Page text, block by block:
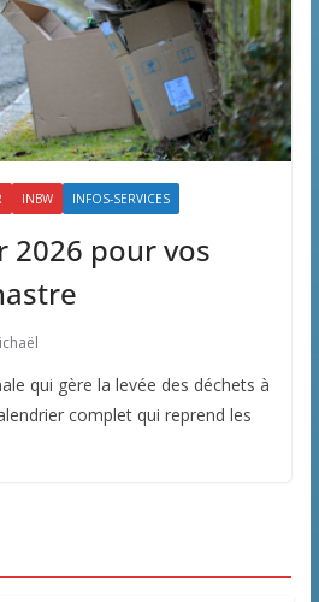
INBW INFOS-SERVICES
2026 pour vos
qui gère la levée des déchets à
complet qui reprend les